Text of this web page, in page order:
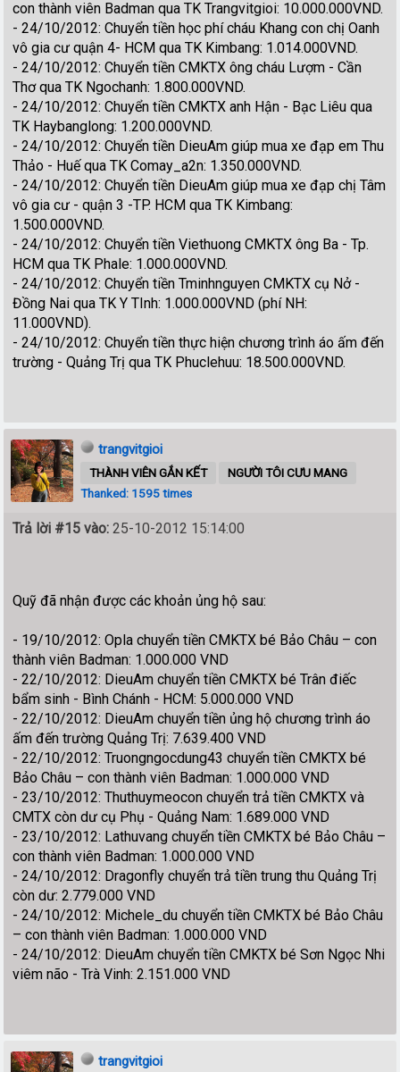
con thành viên Badman qua TK Trangvitgioi: 10.000.000VND.
- 24/10/2012: Chuyển tiền học phí cháu Khang con chị Oanh
vô gia cư quận 4- HCM qua TK Kimbang: 1.014.000VND.
- 24/10/2012: Chuyển tiền CMKTX ông cháu Lượm - Cần
Thơ qua TK Ngochanh: 1.800.000VND.
- 24/10/2012: Chuyển tiền CMKTX anh Hận - Bạc Liêu qua
TK Haybanglong: 1.200.000VND.
- 24/10/2012: Chuyển tiền DieuAm giúp mua xe đạp em Thu
Thảo - Huế qua TK Comay_a2n: 1.350.000VND.
- 24/10/2012: Chuyển tiền DieuAm giúp mua xe đạp chị Tâm
vô gia cư - quận 3 -TP. HCM qua TK Kimbang:
1.500.000VND.
- 24/10/2012: Chuyển tiền Viethuong CMKTX ông Ba - Tp.
HCM qua TK Phale: 1.000.000VND.
- 24/10/2012: Chuyển tiền Tminhnguyen CMKTX cụ Nở -
Đồng Nai qua TK Y TInh: 1.000.000VND (phí NH:
11.000VND).
- 24/10/2012: Chuyển tiền thực hiện chương trình áo ấm đến
trường - Quảng Trị qua TK Phuclehuu: 18.500.000VND.
trangvitgioi
THÀNH VIÊN GẮN KẾT
NGƯỜI TÔI CƯU MANG
Thanked: 1595 times
Trả lời #15 vào: 25-10-2012 15:14:00
Quỹ đã nhận được các khoản ủng hộ sau:
- 19/10/2012: Opla chuyển tiền CMKTX bé Bảo Châu – con
thành viên Badman: 1.000.000 VND
- 22/10/2012: DieuAm chuyển tiền CMKTX bé Trân điếc
bẩm sinh - Bình Chánh - HCM: 5.000.000 VND
- 22/10/2012: DieuAm chuyển tiền ủng hộ chương trình áo
ấm đến trường Quảng Trị: 7.639.400 VND
- 22/10/2012: Truongngocdung43 chuyển tiền CMKTX bé
Bảo Châu – con thành viên Badman: 1.000.000 VND
- 23/10/2012: Thuthuymeocon chuyển trả tiền CMKTX và
CMTX còn dư cụ Phụ - Quảng Nam: 1.689.000 VND
- 23/10/2012: Lathuvang chuyển tiền CMKTX bé Bảo Châu –
con thành viên Badman: 1.000.000 VND
- 24/10/2012: Dragonfly chuyển trả tiền trung thu Quảng Trị
còn dư: 2.779.000 VND
- 24/10/2012: Michele_du chuyển tiền CMKTX bé Bảo Châu
– con thành viên Badman: 1.000.000 VND
- 24/10/2012: DieuAm chuyển tiền CMKTX bé Sơn Ngọc Nhi
viêm não - Trà Vinh: 2.151.000 VND
trangvitgioi